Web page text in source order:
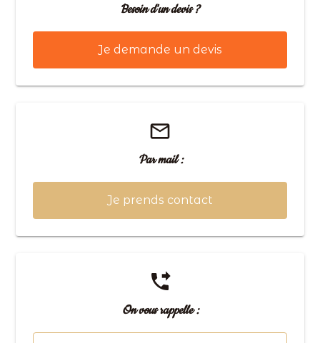
Besoin d'un devis ?
Je demande un devis
mail_outline
Par mail :
Je prends contact
phone_forwarded
On vous rappelle :